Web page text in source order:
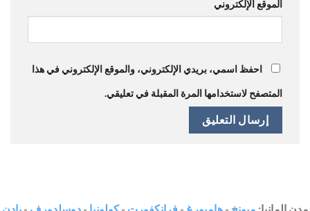
الموقع الإلكتروني
احفظ اسمي، بريدي الإلكتروني، والموقع الإلكتروني في هذا
المتصفح لاستخدامها المرة المقبلة في تعليقي.